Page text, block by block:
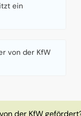
ein
von der KfW
der KfW